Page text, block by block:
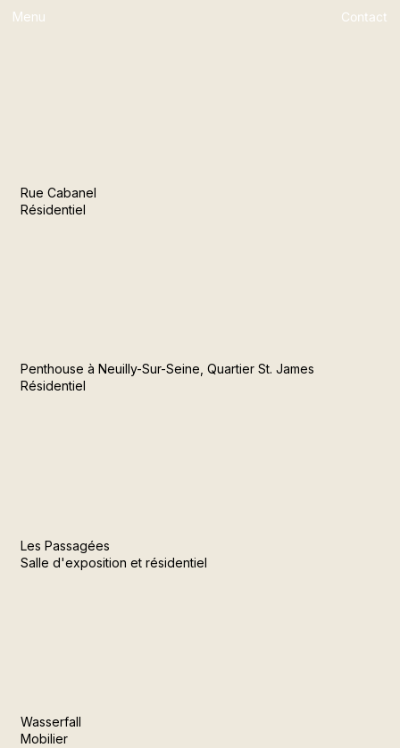
Menu Contact
Rue Cabanel
Résidentiel
Penthouse à Neuilly-Sur-Seine, Quartier St. James
Résidentiel
Les Passagées
Salle d'exposition et résidentiel
Wasserfall
Mobilier